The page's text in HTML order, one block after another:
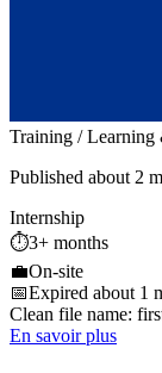
Training / Learning
Published about 2
Internship
⏱️3+ months
💼On-site
📅Expired about 1
Clean file name:
En savoir plus